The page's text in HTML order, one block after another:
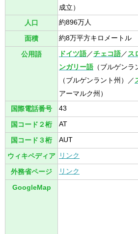
成立）
人口 約896万人
面積 約8万平方キロメートル
公用語 ドイツ語／チェコ語／ ス
ンガリー語 （ブルゲンラ
（ブルゲンラント州）／
アーマルク州）
国際電話番号 43
国コード２桁 AT
国コード３桁 AUT
ウィキペディア リンク
外務省ページ リンク
GoogleMap